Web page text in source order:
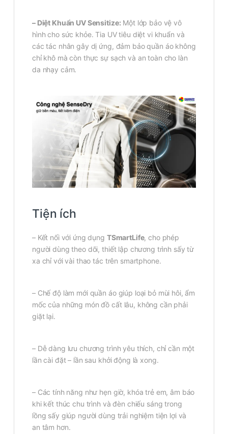
– Diệt Khuẩn UV Sensitize: Một lớp bảo vệ vô
hình cho sức khỏe. Tia UV tiêu diệt vi khuẩn và
các tác nhân gây dị ứng, đảm bảo quần áo không
chỉ khô mà còn thực sự sạch và an toàn cho làn
da nhạy cảm.
Tiện ích
– Kết nối với ứng dụng TSmartLife, cho phép
người dùng theo dõi, thiết lập chương trình sấy từ
xa chỉ với vài thao tác trên smartphone.
– Chế độ làm mới quần áo giúp loại bỏ mùi hôi, ẩm
mốc của những món đồ cất lâu, không cần phải
giặt lại.
– Dễ dàng lưu chương trình yêu thích, chỉ cần một
lần cài đặt – lần sau khởi động là xong.
– Các tính năng như hẹn giờ, khóa trẻ em, âm báo
khi kết thúc chu trình và đèn chiếu sáng trong
lồng sấy giúp người dùng trải nghiệm tiện lợi và
an tâm hơn.